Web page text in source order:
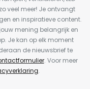
veel meer! Je ontvangt
en inspiratieve content.
mening belangrijk en
Je kan op elk moment
de nieuwsbrief te
. Voor meer
.